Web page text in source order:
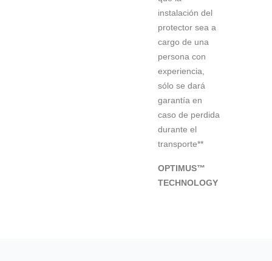
instalación del
protector sea a
cargo de una
persona con
experiencia,
sólo se dará
garantía en
caso de perdida
durante el
transporte**
OPTIMUS™
TECHNOLOGY